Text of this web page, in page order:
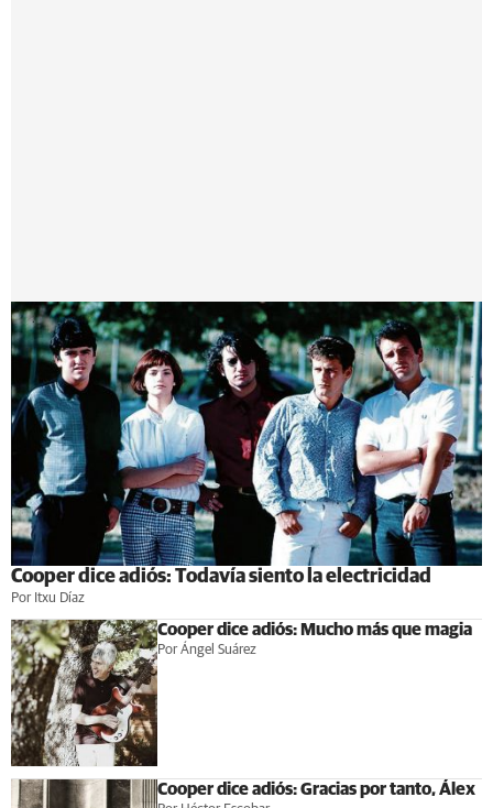
Cooper dice adiós: Todavía siento la electricidad
Por Itxu Díaz
Cooper dice adiós: Mucho más que magia
Por Ángel Suárez
Cooper dice adiós: Gracias por tanto, Álex